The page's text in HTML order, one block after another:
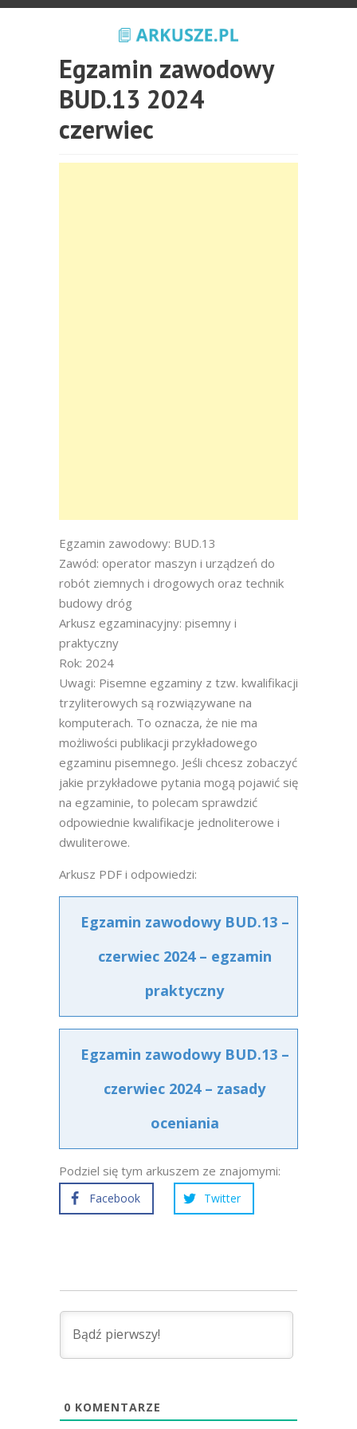
Egzamin zawodowy
BUD.13 2024
czerwiec
Egzamin zawodowy: BUD.13
Zawód: operator maszyn i urządzeń do
robót ziemnych i drogowych oraz technik
budowy dróg
Arkusz egzaminacyjny: pisemny i
praktyczny
Rok: 2024
Uwagi: Pisemne egzaminy z tzw. kwalifikacji
trzyliterowych są rozwiązywane na
komputerach. To oznacza, że nie ma
możliwości publikacji przykładowego
egzaminu pisemnego. Jeśli chcesz zobaczyć
jakie przykładowe pytania mogą pojawić się
na egzaminie, to polecam sprawdzić
odpowiednie kwalifikacje jednoliterowe i
dwuliterowe.
Arkusz PDF i odpowiedzi:
Egzamin zawodowy BUD.13 –
czerwiec 2024 – egzamin
praktyczny
Egzamin zawodowy BUD.13 –
czerwiec 2024 – zasady
oceniania
Podziel się tym arkuszem ze znajomymi:
Facebook Twitter
0 KOMENTARZE